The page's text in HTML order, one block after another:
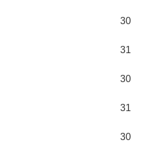
30
31
30
31
30